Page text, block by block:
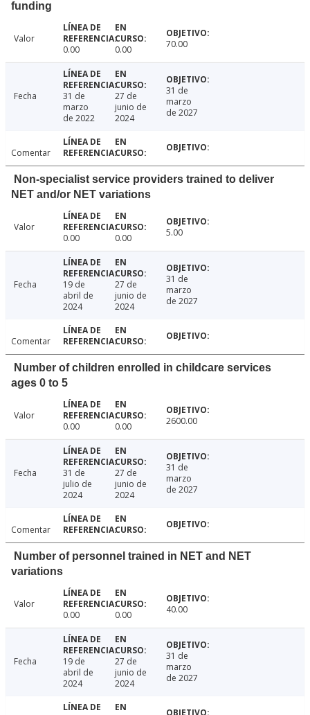
funding
Valor
0.00
0.00 70.00
Fecha
31 de
marzo
de 2022
27 de
junio de
2024
31 de
marzo
de 2027
Comentar
Non-specialist service providers trained to deliver
NET and/or NET variations
Valor
0.00
0.00 5.00
Fecha
19 de
abril de
2024
27 de
junio de
2024
31 de
marzo
de 2027
Comentar
Number of children enrolled in childcare services
ages 0 to 5
Valor
0.00
0.00 2600.00
Fecha
31 de
julio de
2024
27 de
junio de
2024
31 de
marzo
de 2027
Comentar
Number of personnel trained in NET and NET
variations
Valor
0.00
0.00 40.00
Fecha
19 de
abril de
2024
27 de
junio de
2024
31 de
marzo
de 2027